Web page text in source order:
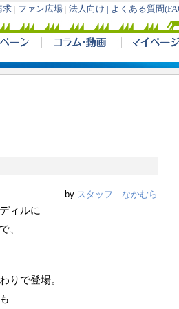
by スタッフ なかむら
ィルに
、
りで登場。